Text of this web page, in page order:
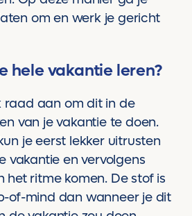
om en werk je gericht
hele vakantie leren?
raad aan om dit in de
van je vakantie te doen.
je eerst lekker uitrusten
vakantie en vervolgens
het ritme komen. De stof is
of-mind dan wanneer je dit